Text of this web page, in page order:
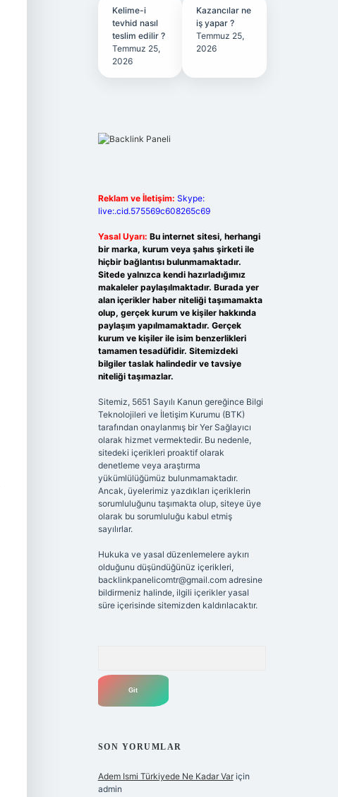
Kelime-i
tevhid nasıl
teslim edilir ?
Temmuz 25,
2026
Kazancılar ne
iş yapar ?
Temmuz 25,
2026
Reklam ve İletişim: Skype:
live:.cid.575569c608265c69
Yasal Uyarı: Bu internet sitesi, herhangi
bir marka, kurum veya şahıs şirketi ile
hiçbir bağlantısı bulunmamaktadır.
Sitede yalnızca kendi hazırladığımız
makaleler paylaşılmaktadır. Burada yer
alan içerikler haber niteliği taşımamakta
olup, gerçek kurum ve kişiler hakkında
paylaşım yapılmamaktadır. Gerçek
kurum ve kişiler ile isim benzerlikleri
tamamen tesadüfidir. Sitemizdeki
bilgiler taslak halindedir ve tavsiye
niteliği taşımazlar.
Sitemiz, 5651 Sayılı Kanun gereğince Bilgi
Teknolojileri ve İletişim Kurumu (BTK)
tarafından onaylanmış bir Yer Sağlayıcı
olarak hizmet vermektedir. Bu nedenle,
sitedeki içerikleri proaktif olarak
denetleme veya araştırma
yükümlülüğümüz bulunmamaktadır.
Ancak, üyelerimiz yazdıkları içeriklerin
sorumluluğunu taşımakta olup, siteye üye
olarak bu sorumluluğu kabul etmiş
sayılırlar.
Hukuka ve yasal düzenlemelere aykırı
olduğunu düşündüğünüz içerikleri,
backlinkpanelicomtr@gmail.comadresine
bildirmeniz halinde, ilgili içerikler yasal
süre içerisinde sitemizden kaldırılacaktır.
SON YORUMLAR
Adem Ismi Türkiyede Ne Kadar Variçin
admin